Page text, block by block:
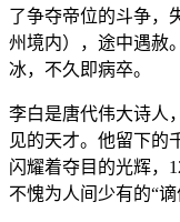
了争夺帝位的斗争，
州境内），途中遇赦
冰，不久即病卒。
李白是唐代伟大诗人
见的天才。他留下的
闪耀着夺目的光辉，
不愧为人间少有的“